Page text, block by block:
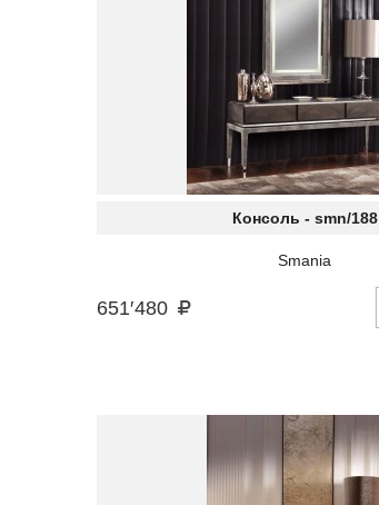
Консоль - smn/188
Smania
651′480